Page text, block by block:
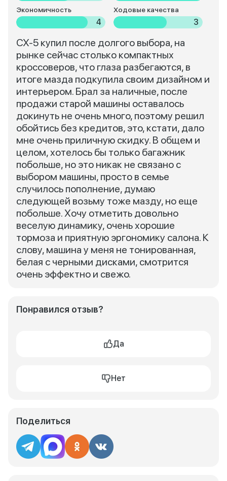
Экономичность
4
Ходовые качества
3
СХ-5 купил после долгого выбора, на
рынке сейчас столько компактных
кроссоверов, что глаза разбегаются, в
итоге мазда подкупила своим дизайном и
интерьером. Брал за наличные, после
продажи старой машины оставалось
докинуть не очень много, поэтому решил
обойтись без кредитов, это, кстати, дало
мне очень приличную скидку. В общем и
целом, хотелось бы только багажник
побольше, но это никак не связано с
выбором машины, просто в семье
случилось пополнение, думаю
следующей возьму тоже мазду, но еще
побольше. Хочу отметить довольно
веселую динамику, очень хорошие
тормоза и приятную эргономику салона. К
слову, машина у меня не тонированная,
белая с черными дисками, смотрится
очень эффектно и свежо.
Понравился отзыв?
Да
Нет
Поделиться